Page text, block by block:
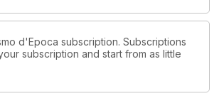
d'Epoca subscription. Subscriptions
subscription and start from as little